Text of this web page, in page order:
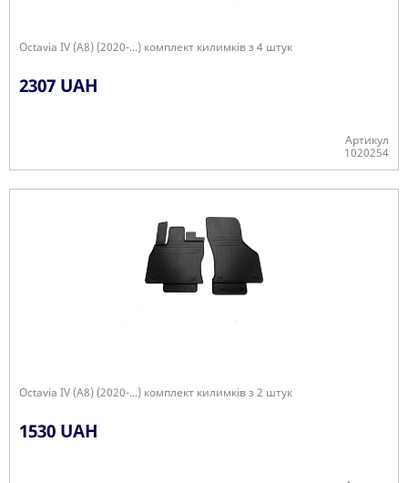
Octavia IV (A8) (2020-...) комплект килимків з 4 штук
2307 UAH
Артикул
1020254
Octavia IV (A8) (2020-...) комплект килимків з 2 штук
1530 UAH